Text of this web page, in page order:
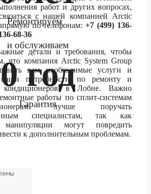
Ремонтируем
и обслуживаем
Гарантия
0 год
работ и других вопросах,
с нашей компанией Arctic
по телефонам:+7 (499) 136-
68-36
детали и требования, чтобы
что компания Arctic System Group
вам необходимые услуги и
ваши потребности по ремонту и
кондиционеров в Лобне. Важно
работы по сплит-системам
лучше поручать
специалистам, так как
манипуляции могут повредить
к дополнительным проблемам.